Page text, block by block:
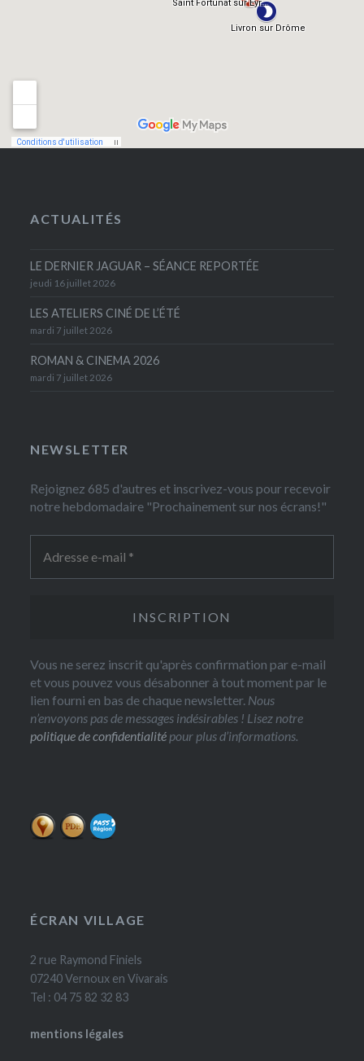
ACTUALITÉS
LE DERNIER JAGUAR – SÉANCE REPORTÉE
jeudi 16 juillet 2026
LES ATELIERS CINÉ DE L’ÉTÉ
mardi 7 juillet 2026
ROMAN & CINEMA 2026
mardi 7 juillet 2026
NEWSLETTER
Rejoignez 685 d'autres et inscrivez-vous pour recevoir
notre hebdomadaire "Prochainement sur nos écrans!"
Vous ne serez inscrit qu'après confirmation par e-mail
et vous pouvez vous désabonner à tout moment par le
lien fourni en bas de chaque newsletter. Nous
n’envoyons pas de messages indésirables ! Lisez notre
politique de confidentialité pour plus d’informations.
ÉCRAN VILLAGE
2 rue Raymond Finiels
07240 Vernoux en Vivarais
Tel : 04 75 82 32 83
mentions légales